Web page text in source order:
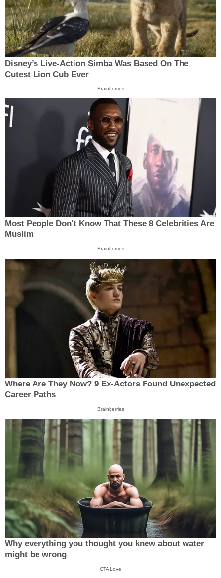
Disney’s Live-Action Simba Was Based On The
Cutest Lion Cub Ever
Brainberries
Most People Don't Know That These 8 Celebrities Are
Muslim
Brainberries
Where Are They Now? 9 Ex-Actors Found Unexpected
Career Paths
Brainberries
Why everything you thought you knew about water
might be wrong
CTA Love